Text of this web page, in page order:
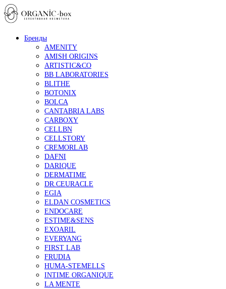
Бренды
AMENITY
AMISH ORIGINS
ARTISTIC&CO
BB LABORATORIES
BLITHE
BOTONIX
BOLCA
CANTABRIA LABS
CARBOXY
CELLBN
CELLSTORY
CREMORLAB
DAFNI
DARIQUE
DERMATIME
DR.CEURACLE
EGIA
ELDAN COSMETICS
ENDOCARE
ESTIME&SENS
EXOARIL
EVERYANG
FIRST LAB
FRUDIA
HUMA-STEMELLS
INTIME ORGANIQUE
LA MENTE